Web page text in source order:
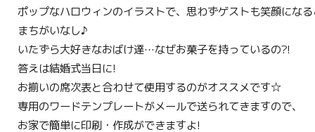
ポップなハロウィンのイラストで、思わずゲストも笑顔にな
まちがいなし♪
いたずら大好きなおばけ達…なぜお菓子を持っているの?!
答えは結婚式当日に!
お揃いの席次表と合わせて使用するのがオススメです☆
専用のワードテンプレートがメールで送られてきますので、
お家で簡単に印刷・作成ができますよ!